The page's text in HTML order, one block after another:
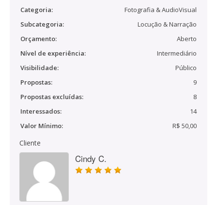
Categoria:
Fotografia & AudioVisual
Subcategoria:
Locução & Narração
Orçamento:
Aberto
Nível de experiência:
Intermediário
Visibilidade:
Público
Propostas:
9
Propostas excluídas:
8
Interessados:
14
Valor Mínimo:
R$ 50,00
Cliente
Cindy C.